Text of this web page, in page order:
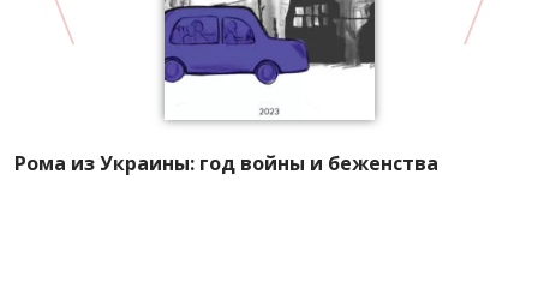
Рома из Украины: год войны и беженства